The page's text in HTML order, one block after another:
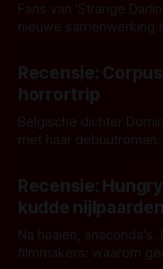
Fans van 'Strange
nieuwe samenwerking
'Skeletons', een
opnames zijn gestart in
Recensie:
horrortrip
Belgische dichter
met haar
achtergrond, belooft
iets ongrijpbaars. En
waar.
Recensie:
kudde nijlpaarden
Na haaien,
filmmakers: waarom